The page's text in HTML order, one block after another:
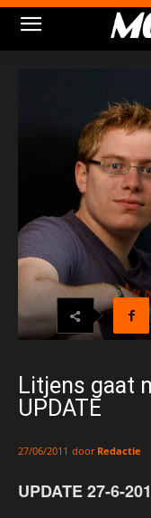
Litjens gaat
UPDATE
27/06/2011 door Redactie
UPDATE 27-6-